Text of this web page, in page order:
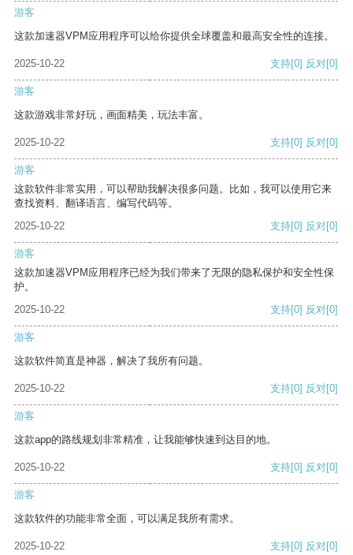
游客
这款加速器VPM应用程序可以给你提供全球覆盖和最高安全性的连接。
2025-10-22 支持[0] 反对[0]
游客
这款游戏非常好玩，画面精美，玩法丰富。
2025-10-22 支持[0] 反对[0]
游客
这款软件非常实用，可以帮助我解决很多问题。比如，我可以使用它来
查找资料、翻译语言、编写代码等。
2025-10-22
支持[0] 反对[0]
游客
这款加速器VPM应用程序已经为我们带来了无限的隐私保护和安全性保
护。
2025-10-22
支持[0] 反对[0]
游客
这款软件简直是神器，解决了我所有问题。
2025-10-22 支持[0] 反对[0]
游客
这款app的路线规划非常精准，让我能够快速到达目的地。
2025-10-22 支持[0] 反对[0]
游客
这款软件的功能非常全面，可以满足我所有需求。
2025-10-22 支持[0] 反对[0]